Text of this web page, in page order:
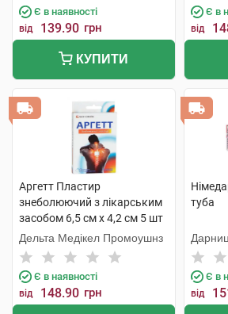
Є в наявності
від 139.90 грн
КУПИТИ
Є в
від
Аргетт Пластир
знеболюючий з лікарським
засобом 6,5 см х 4,2 см 5 шт
Дельта Медікел Промоушнз
Є в наявності
від 148.90 грн
туба
Є в
від